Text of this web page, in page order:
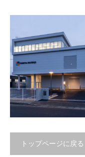
トップページに戻る